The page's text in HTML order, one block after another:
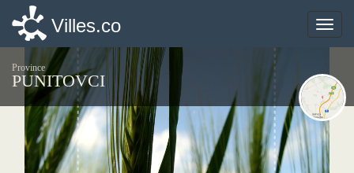
Toggle
Villes.co
Province
PUNITOVCI
Toggle
Villes.co